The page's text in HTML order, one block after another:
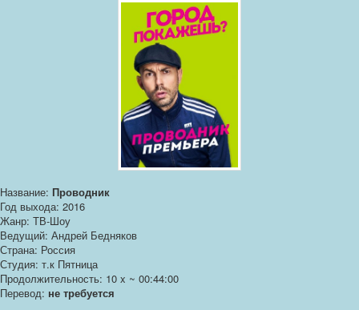
Название: Проводник
Год выхода: 2016
Жанр: ТВ-Шоу
Ведущий: Андрей Бедняков
Страна: Россия
Студия: т.к Пятница
Продолжительность: 10 x ~ 00:44:00
Перевод: не требуется